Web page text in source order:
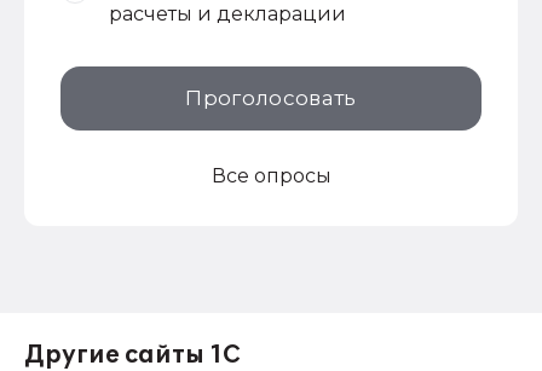
расчеты и декларации
Проголосовать
Все опросы
Другие сайты 1С